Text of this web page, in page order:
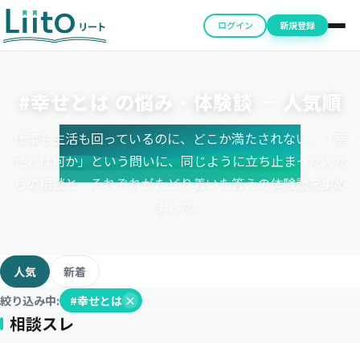
ログイン 新規登録
#幸せとは の悩み・体験談 ― 人気順
仕事も生活も回っているのに、どこか満たされない。「幸
せとは何か」という問いに、同じように立ち止まった人た
ちの相談と、それぞれがたどり着いた答えの体験談を集め
人気
新着
絞り込み中:
#幸せとは ×
相談スレ